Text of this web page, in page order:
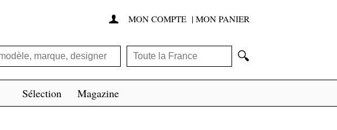
 MON COMPTE | MON PANIER
🔍
Sélection Magazine